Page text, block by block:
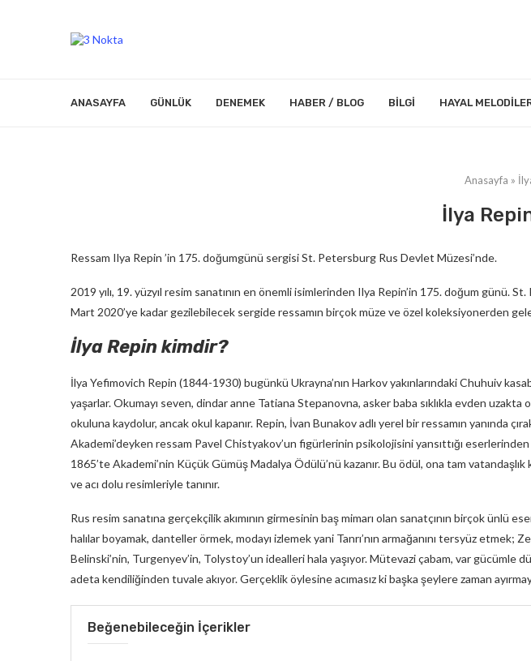
ANASAYFA GÜNLÜK DENEMEK HABER / BLOG BILGI HAYAL
Anasayfa »
İlya
Ressam Ilya Repin ’in 175. doğumgünü sergisi St. Petersburg Rus Devlet Müzesi’nde.
2019 yılı, 19. yüzyıl resim sanatının en önemli isimlerinden Ilya Repin’in 175. doğum günü.
Mart 2020’ye kadar gezilebilecek sergide ressamın birçok müze ve özel koleksiyonerden
İlya Repin kimdir?
İlya Yefimovich Repin (1844-1930) bugünkü Ukrayna’nın Harkov yakınlarındaki Chuhuiv
yaşarlar. Okumayı seven, dindar anne Tatiana Stepanovna, asker baba sıklıkla evden
okuluna kaydolur, ancak okul kapanır. Repin, İvan Bunakov adlı yerel bir ressamın yanında
Akademi’deyken ressam Pavel Chistyakov’un figürlerinin psikolojisini yansıttığı
1865’te Akademi’nin Küçük Gümüş Madalya Ödülü’nü kazanır. Bu ödül, ona tam
ve acı dolu resimleriyle tanınır.
Rus resim sanatına gerçekçilik akımının girmesinin baş mimarı olan sanatçının birçok ünlü
halılar boyamak, danteller örmek, modayı izlemek yani Tanrı’nın armağanını tersyüz etmek;
Belinski’nin, Turgenyev’in, Tolystoy’un idealleri hala yaşıyor. Mütevazi çabam, var
adeta kendiliğinden tuvale akıyor. Gerçeklik öylesine acımasız ki başka şeylere zaman
Beğenebileceğin İçerikler